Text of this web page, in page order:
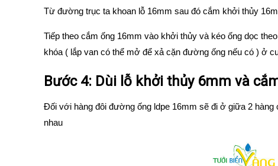
Từ đường trục ta khoan lỗ 16mm sau đó cắm khởi thủy
Tiếp theo cắm ống 16mm vào khởi thủy và kéo ống dọc
khóa ( lắp van có thể mở để xả cặn đường ống nếu có ) ở
Bước 4: Dùi lỗ khởi thủy 6mm và
Đối với hàng đôi đường ống ldpe 16mm sẽ đi ở giữa 2 hàng
nhau